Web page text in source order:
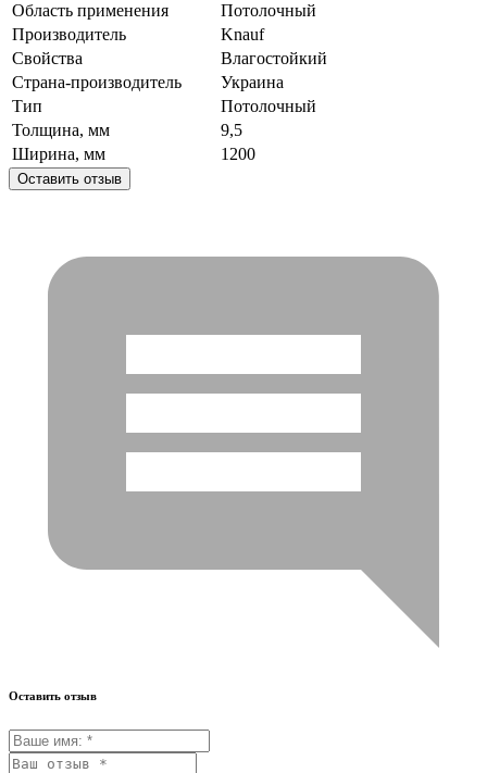
Область применения
Потолочный
Производитель
Knauf
Свойства
Влагостойкий
Страна-производитель
Украина
Тип
Потолочный
Толщина, мм
9,5
Ширина, мм
1200
Оставить отзыв
Оставить отзыв